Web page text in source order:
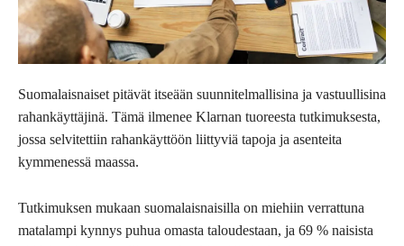
Suomalaisnaiset pitävät itseään suunnitelmallisina ja vastuullisina
rahankäyttäjinä. Tämä ilmenee Klarnan tuoreesta tutkimuksesta,
jossa selvitettiin rahankäyttöön liittyviä tapoja ja asenteita
kymmenessä maassa.
Tutkimuksen mukaan suomalaisnaisilla on miehiin verrattuna
matalampi kynnys puhua omasta taloudestaan, ja 69 % naisista